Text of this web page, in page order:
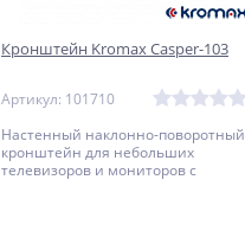
Кронштейн Kromax Casper-103
Артикул: 101710
Настенный наклонно-поворотный
кронштейн для небольших
телевизоров и мониторов с